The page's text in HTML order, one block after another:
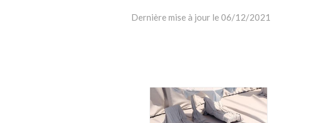
Dernière mise à jour le 06/12/2021